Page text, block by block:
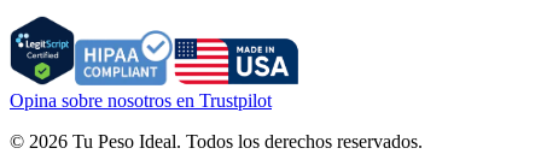
Opina sobre nosotros en Trustpilot
© 2026 Tu Peso Ideal. Todos los derechos reservados.